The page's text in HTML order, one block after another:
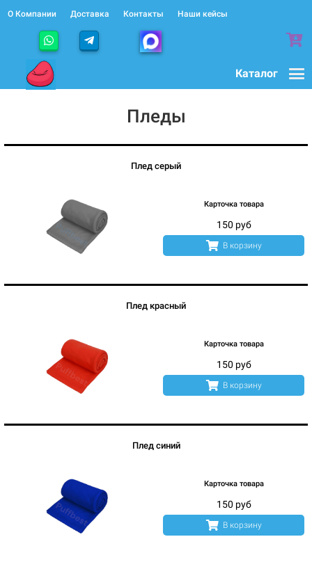
О Компании Доставка Контакты Наши кейсы
Каталог
Пледы
Плед серый
Карточка товара
150 руб
В корзину
Плед красный
Карточка товара
150 руб
В корзину
Плед синий
Карточка товара
150 руб
В корзину